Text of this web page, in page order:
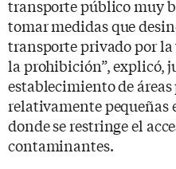
transporte público muy
tomar medidas que
transporte privado por
la prohibición”, explicó,
establecimiento de
relativamente pequeñas
donde se restringe el
contaminantes.